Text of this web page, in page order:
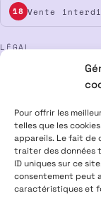
Pour offrir les
telles que les
appareils. Le fait de
traiter des données
ID uniques sur ce
consentement peut
caractéristiques et
18 Vente
LÉGAL
ALPHA X CBD
Visa
Mastercard
PRODUITS